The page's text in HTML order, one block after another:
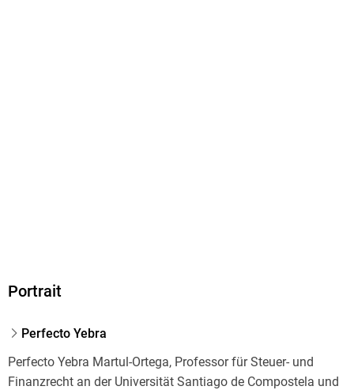
Portrait
Perfecto Yebra
Perfecto Yebra Martul-Ortega, Professor für Steuer- und
Finanzrecht an der Universität Santiago de Compostela und